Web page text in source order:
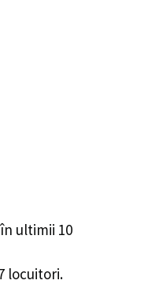
ultimii 10
locuitori.